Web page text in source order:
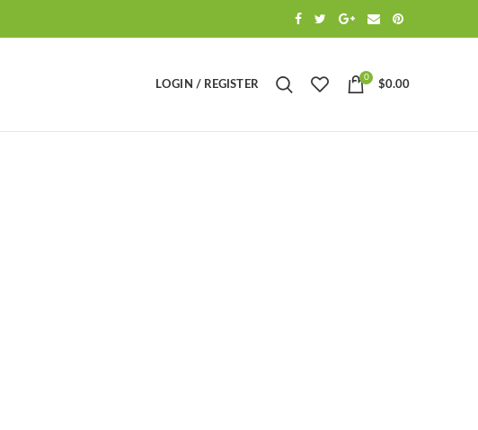
LOGIN / REGISTER
0
$0.00